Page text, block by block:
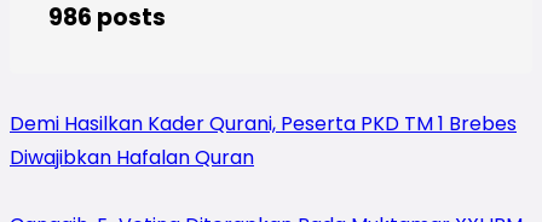
986 posts
Demi Hasilkan Kader Qurani, Peserta PKD TM 1 Brebes
Diwajibkan Hafalan Quran